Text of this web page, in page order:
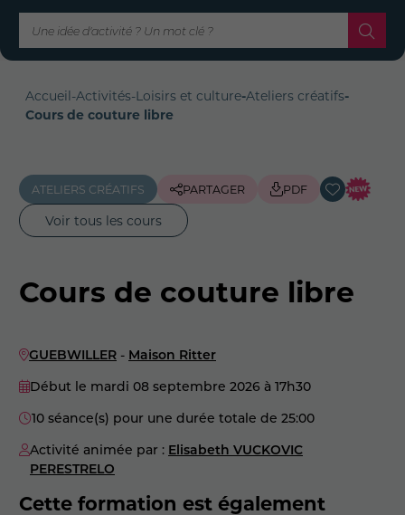
Accueil-Activités-Loisirs et culture-Ateliers créatifs-
Cours de couture libre
ATELIERS CRÉATIFS PARTAGER PDF
Voir tous les cours
Cours de couture libre
GUEBWILLER - Maison Ritter
Début le mardi 08 septembre 2026 à 17h30
10 séance(s) pour une durée totale de 25:00
Activité animée par : Elisabeth VUCKOVIC
PERESTRELO
Cette formation est également